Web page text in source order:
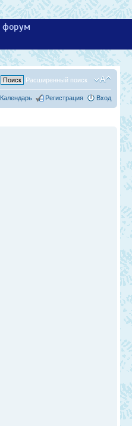
форум
Расширенный поиск
Календарь Регистрация Вход